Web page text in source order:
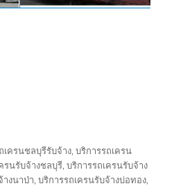
เครนชลบุรีรับจ้าง,บริการรถเครน
รนรับจ้างชลบุรี,บริการรถเครนรับจ้าง
างนาป่า,บริการรถเครนรับจ้างบ่อทอง,